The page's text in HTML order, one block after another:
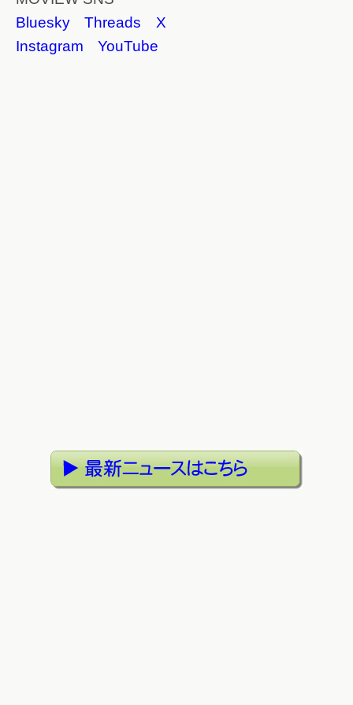
Bluesky
Threads
X
Instagram
YouTube